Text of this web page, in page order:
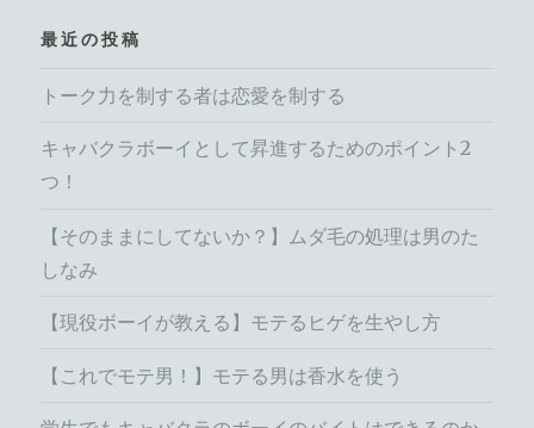
最近の投稿
トーク力を制する者は恋愛を制する
キャバクラボーイとして昇進するためのポイント2
つ！
【そのままにしてないか？】ムダ毛の処理は男のた
しなみ
【現役ボーイが教える】モテるヒゲを生やし方
【これでモテ男！】モテる男は香水を使う